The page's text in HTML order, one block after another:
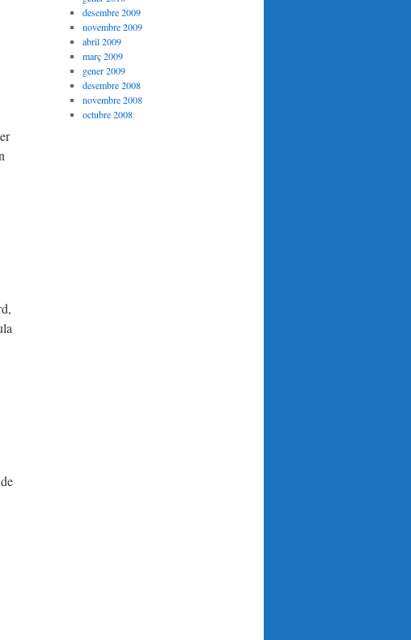
desembre 2009
novembre 2009
abril 2009
març 2009
gener 2009
desembre 2008
novembre 2008
octubre 2008